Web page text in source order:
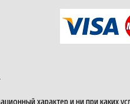
характер и ни при каких